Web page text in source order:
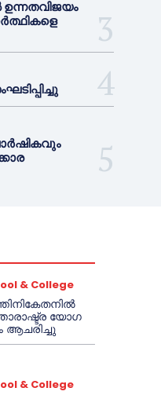
& College
യോഗ
ആചരിച്ചു
& College